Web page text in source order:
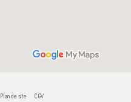
Plan de site CGV